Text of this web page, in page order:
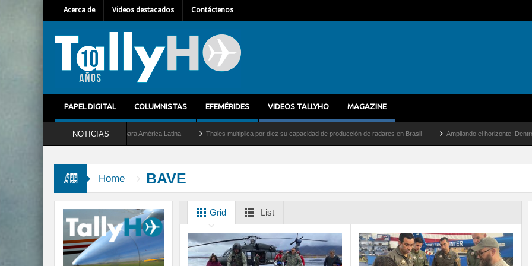
Acerca de Videos destacados Contáctenos
PAPEL DIGITAL COLUMNISTAS EFEMÉRIDES VIDEOS TALLYHO MAGAZINE
NOTICIAS
nuevo Director General para América Latina Thales multiplica por diez su capacidad de producción de radares en Brasil Ampliando el horizonte: Dentro del vuelo de
Home BAVE
Grid List